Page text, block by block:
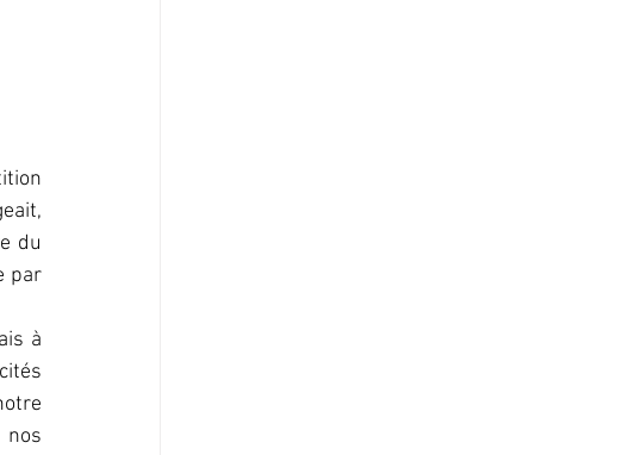
du
par
à
nos